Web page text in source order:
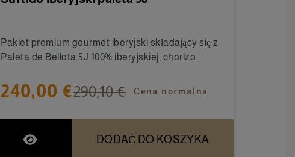
Pakiet premium gourmet iberyjski składający się z
Paleta de Bellota 5J 100% iberyjskiej, chorizo...
240,00 €290,10 € Cena normalna
DODAĆ DO KOSZYKA